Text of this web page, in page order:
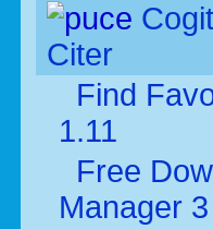
Citer
Find
1.11
Free
Manager 3